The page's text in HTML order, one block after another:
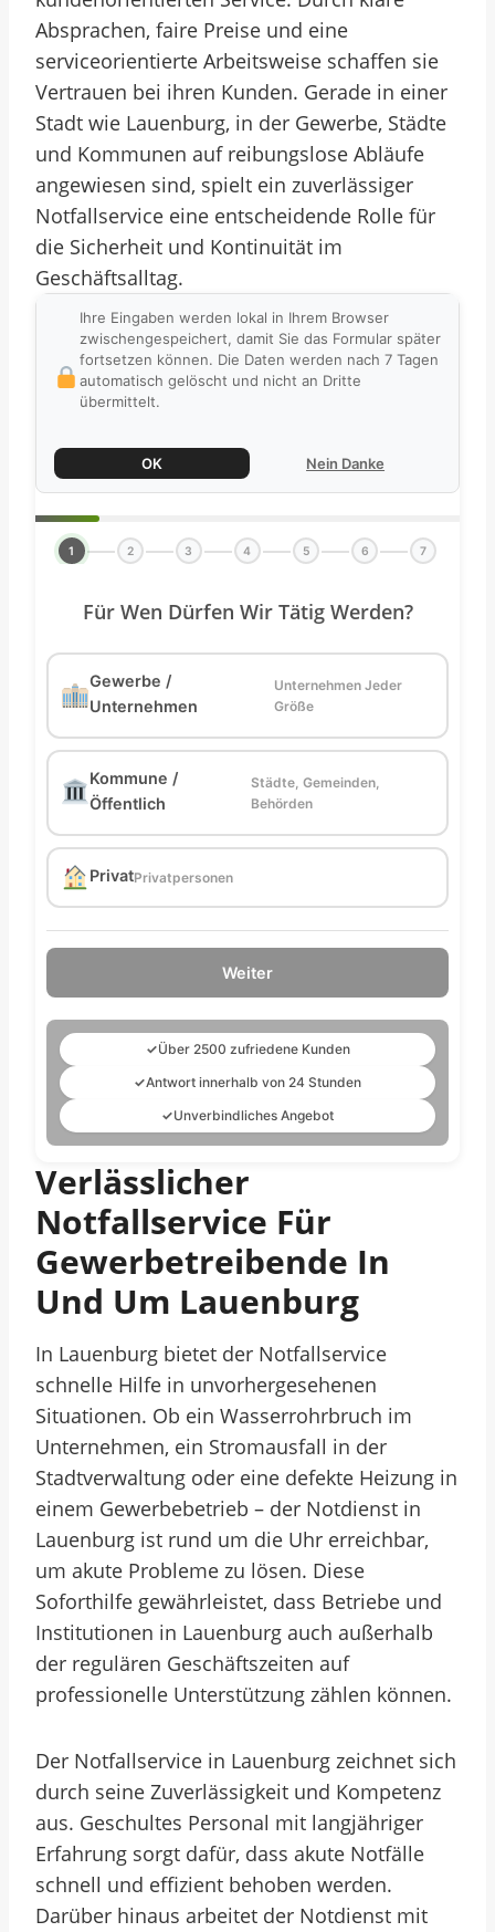
Absprachen, faire Preise und eine
serviceorientierte Arbeitsweise schaffen sie
Vertrauen bei ihren Kunden. Gerade in einer
Stadt wie Lauenburg, in der Gewerbe, Städte
und Kommunen auf reibungslose Abläufe
angewiesen sind, spielt ein zuverlässiger
Notfallservice eine entscheidende Rolle für
die Sicherheit und Kontinuität im
Geschäftsalltag.
Ihre Eingaben werden lokal in Ihrem Browser
zwischengespeichert, damit Sie das Formular später
fortsetzen können. Die Daten werden nach 7 Tagen
automatisch gelöscht und nicht an Dritte
übermittelt.
OK Nein Danke
1 2 3 4 5 6 7
Für Wen Dürfen Wir Tätig Werden?
Gewerbe /
Unternehmen
Unternehmen Jeder
Größe
Kommune /
Öffentlich
Städte, Gemeinden,
Behörden
PrivatPrivatpersonen
Weiter
✓Über 2500 zufriedene Kunden
✓Antwort innerhalb von 24 Stunden
✓Unverbindliches Angebot
Verlässlicher
Notfallservice Für
Gewerbetreibende In
Und Um Lauenburg
In Lauenburg bietet der Notfallservice
schnelle Hilfe in unvorhergesehenen
Situationen. Ob ein Wasserrohrbruch im
Unternehmen, ein Stromausfall in der
Stadtverwaltung oder eine defekte Heizung in
einem Gewerbebetrieb – der Notdienst in
Lauenburg ist rund um die Uhr erreichbar,
um akute Probleme zu lösen. Diese
Soforthilfe gewährleistet, dass Betriebe und
Institutionen in Lauenburg auch außerhalb
der regulären Geschäftszeiten auf
professionelle Unterstützung zählen können.
Der Notfallservice in Lauenburg zeichnet sich
durch seine Zuverlässigkeit und Kompetenz
aus. Geschultes Personal mit langjähriger
Erfahrung sorgt dafür, dass akute Notfälle
schnell und effizient behoben werden.
Darüber hinaus arbeitet der Notdienst mit